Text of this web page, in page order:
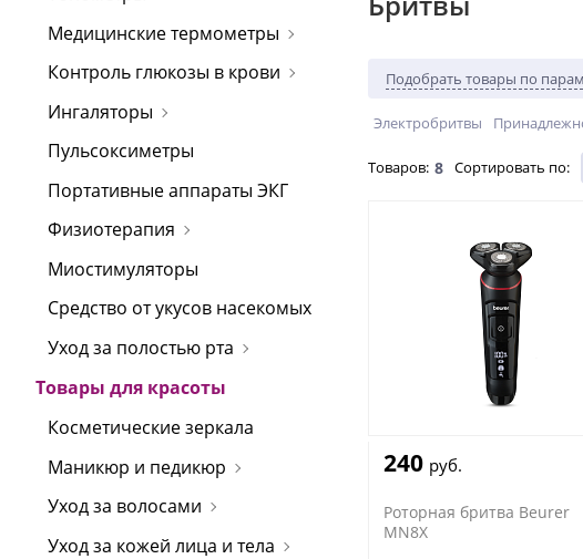
Медицинские термометры
Контроль глюкозы в крови
Ингаляторы
Пульсоксиметры
Портативные аппараты ЭКГ
Физиотерапия
Миостимуляторы
Средство от укусов насекомых
Уход за полостью рта
Товары для красоты
Косметические зеркала
Маникюр и педикюр
Уход за волосами
Уход за кожей лица и тела
Подобрать товары по
Электробритвы
Товаров: 8 Сортировать по:
240 руб.
Роторная бритва Beurer
MN8X